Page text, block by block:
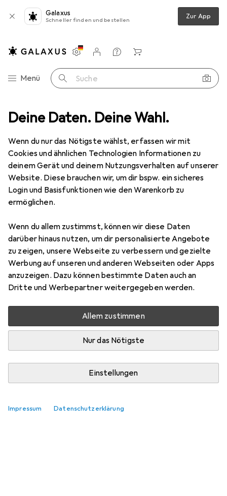
Deine Daten. Deine Wahl.
Wenn du nur das Nötigste wählst, erfassen wir mit
Cookies und ähnlichen Technologien Informationen zu
deinem Gerät und deinem Nutzungsverhalten auf unserer
Website. Diese brauchen wir, um dir bspw. ein sicheres
Login und Basisfunktionen wie den Warenkorb zu
ermöglichen.
Wenn du allem zustimmst, können wir diese Daten
darüber hinaus nutzen, um dir personalisierte Angebote
zu zeigen, unsere Webseite zu verbessern und gezielte
Werbung auf unseren und anderen Webseiten oder Apps
anzuzeigen. Dazu können bestimmte Daten auch an
Dritte und Werbepartner weitergegeben werden.
Allem zustimmen
Nur das Nötigste
Einstellungen
Impressum Datenschutzerklärung
Galaxus
Schneller finden und bestellen Zur App
Navigation nach Kategorien
Menü Suche
Einstellungen
Kundenkonto
Vergleichslisten
Merklisten
Warenkorb